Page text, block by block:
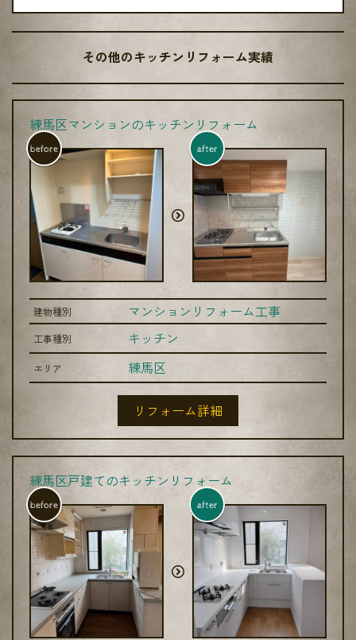
その他のキッチンリフォーム実績
練馬区マンションのキッチンリフォーム
before after
建物種別 マンションリフォーム工事
工事種別 キッチン
エリア 練馬区
リフォーム詳細
練馬区戸建てのキッチンリフォーム
before after